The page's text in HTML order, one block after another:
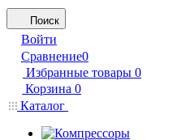
Поиск
Войти
Сравнение0
Избранные товары 0
Корзина 0
Каталог